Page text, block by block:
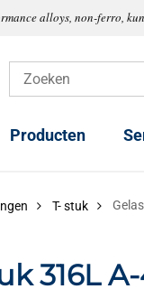
alloys, non-ferro,
Producten
T- stuk
316L